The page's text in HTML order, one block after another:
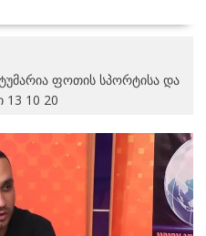
ფოთის სპორტისა და
13 10 20